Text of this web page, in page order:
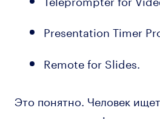
Presentation Timer
Remote for Slides.
Это понятно. Человек